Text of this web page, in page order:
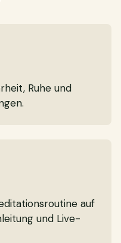
Ruhe und
auf
und Live-